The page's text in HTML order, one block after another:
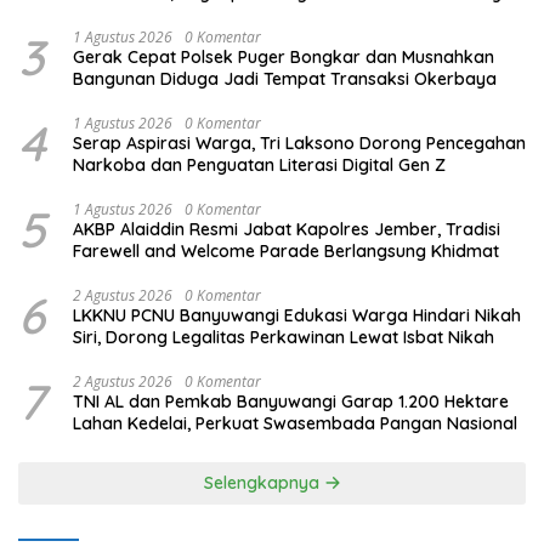
3 1 Agustus 2026 0 Komentar
Gerak Cepat Polsek Puger Bongkar dan Musnahkan
Bangunan Diduga Jadi Tempat Transaksi Okerbaya
4 1 Agustus 2026 0 Komentar
Serap Aspirasi Warga, Tri Laksono Dorong Pencegahan
Narkoba dan Penguatan Literasi Digital Gen Z
5 1 Agustus 2026 0 Komentar
AKBP Alaiddin Resmi Jabat Kapolres Jember, Tradisi
Farewell and Welcome Parade Berlangsung Khidmat
6 2 Agustus 2026 0 Komentar
LKKNU PCNU Banyuwangi Edukasi Warga Hindari Nikah
Siri, Dorong Legalitas Perkawinan Lewat Isbat Nikah
7 2 Agustus 2026 0 Komentar
TNI AL dan Pemkab Banyuwangi Garap 1.200 Hektare
Lahan Kedelai, Perkuat Swasembada Pangan Nasional
Selengkapnya